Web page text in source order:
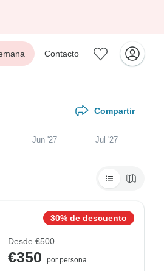
Contacto
Compartir
Jun '27 Jul '27
30% de descuento
Desde €500
€350
por persona